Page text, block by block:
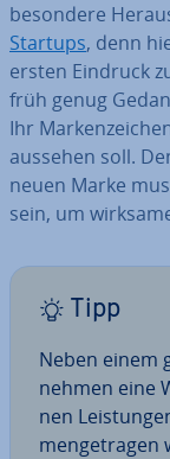
besondere
Startups, denn
ersten Eindruck
früh genug
Ihr
aussehen soll.
neuen Marke
sein, um
Tipp
Neben einem
neh­men eine
nen
men­ge­tra­gen